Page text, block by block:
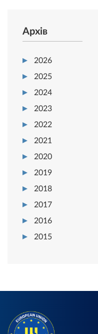
Архів
2026
2025
2024
2023
2022
2021
2020
2019
2018
2017
2016
2015